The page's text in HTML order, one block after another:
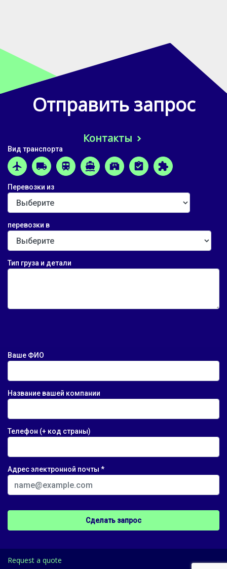
Отправить запрос
Контакты
Вид транспорта
airplanemode_active local_shipping train directions_boat local_convenience_store assignment_turned_in extension
Перевозки из
перевозки в
Тип груза и детали
Ваше ФИО
Название вашей компании
Телефон (+ код страны)
Адрес электронной почты *
Request a quote